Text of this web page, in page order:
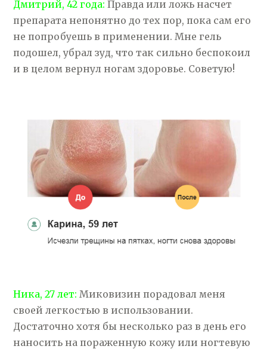
Дмитрий, 42 года: Правда или ложь насчет
препарата непонятно до тех пор, пока сам его
не попробуешь в применении. Мне гель
подошел, убрал зуд, что так сильно беспокоил
и в целом вернул ногам здоровье. Советую!
Ника, 27 лет: Миковизин порадовал меня
своей легкостью в использовании.
Достаточно хотя бы несколько раз в день его
наносить на пораженную кожу или ногтевую